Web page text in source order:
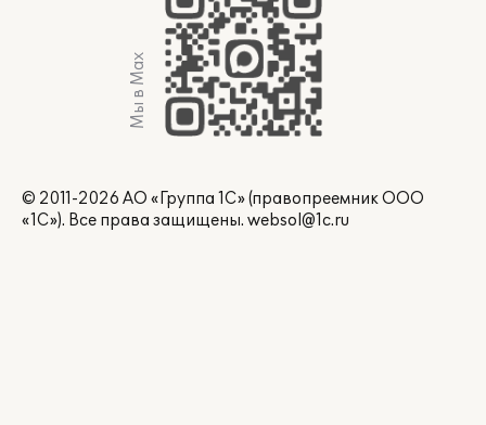
Мы в Max
© 2011-2026 АО «Группа 1С» (правопреемник ООО
«1С»). Все права защищены. websol@1c.ru